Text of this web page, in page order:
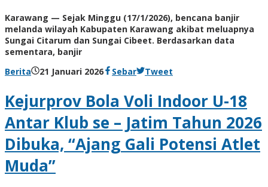
Karawang — Sejak Minggu (17/1/2026), bencana banjir
melanda wilayah Kabupaten Karawang akibat meluapnya
Sungai Citarum dan Sungai Cibeet. Berdasarkan data
sementara, banjir
Berita
21 Januari 2026olehSebar Tweet
Kejurprov Bola Voli Indoor U-18
Antar Klub se – Jatim Tahun 2026
Dibuka, “Ajang Gali Potensi Atlet
Muda”